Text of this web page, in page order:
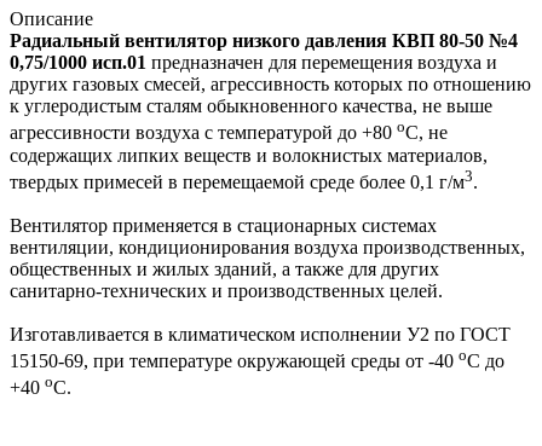
Описание
Радиальный вентилятор низкого давления КВП 80-50 №4
0,75/1000 исп.01 предназначен для перемещения воздуха и
других газовых смесей, агрессивность которых по отношению
к углеродистым сталям обыкновенного качества, не выше
агрессивности воздуха с температурой до +80 оС, не
содержащих липких веществ и волокнистых материалов,
твердых примесей в перемещаемой среде более 0,1 г/м3.
Вентилятор применяется в стационарных системах
вентиляции, кондиционирования воздуха производственных,
общественных и жилых зданий, а также для других
санитарно-технических и производственных целей.
Изготавливается в климатическом исполнении У2 по ГОСТ
15150-69, при температуре окружающей среды от -40 оС до
+40 оС.